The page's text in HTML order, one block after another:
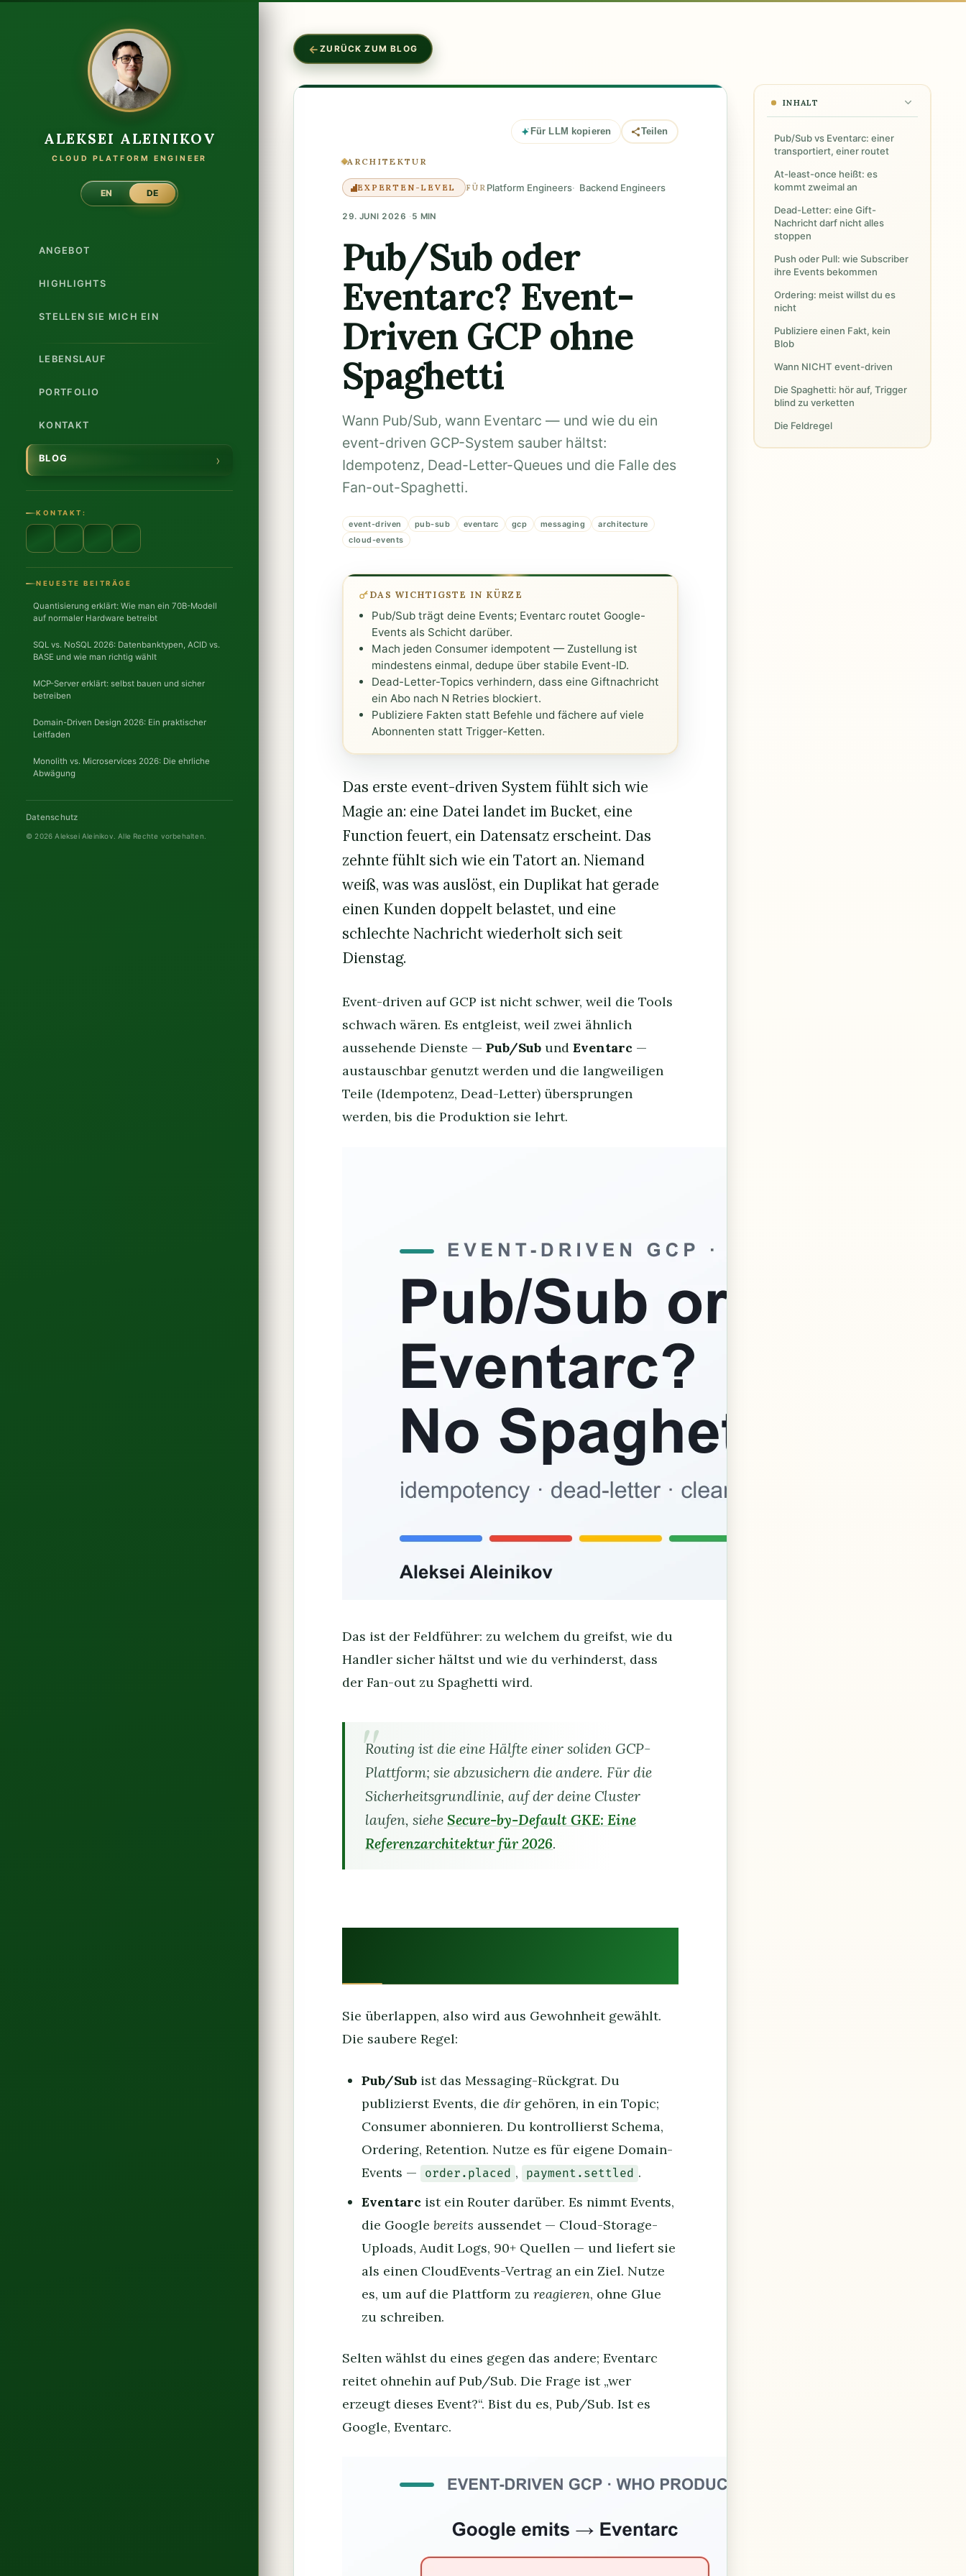
ALEKSEI ALEINIKOV
CLOUD PLATFORM ENGINEER
EN DE
ANGEBOT
HIGHLIGHTS
STELLEN SIE MICH EIN
LEBENSLAUF
PORTFOLIO
KONTAKT
BLOG
KONTAKT:
NEUESTE BEITRÄGE
Quantisierung erklärt: Wie man ein 70B-Modell
auf normaler Hardware betreibt
SQL vs. NoSQL 2026: Datenbanktypen, ACID vs.
BASE und wie man richtig wählt
MCP-Server erklärt: selbst bauen und sicher
betreiben
Domain-Driven Design 2026: Ein praktischer
Leitfaden
Monolith vs. Microservices 2026: Die ehrliche
Abwägung
Datenschutz
© 2026 Aleksei Aleinikov.Alle Rechte vorbehalten.
ZURÜCK ZUM BLOG
Für LLM kopieren Teilen
ARCHITEKTUR
EXPERTEN-LEVEL FÜR Platform Engineers Backend Engineers
29. JUNI 2026 5 MIN
Pub/Sub oder
Eventarc? Event-
Driven GCP ohne
Spaghetti
Wann Pub/Sub, wann Eventarc — und wie du ein
event-driven GCP-System sauber hältst:
Idempotenz, Dead-Letter-Queues und die Falle des
Fan-out-Spaghetti.
event-driven pub-sub eventarc gcp messaging
architecture
cloud-events
DAS WICHTIGSTE IN KÜRZE
Pub/Sub trägt deine Events; Eventarc routet Google-
Events als Schicht darüber.
Mach jeden Consumer idempotent — Zustellung ist
mindestens einmal, dedupe über stabile Event-ID.
Dead-Letter-Topics verhindern, dass eine Giftnachricht
ein Abo nach N Retries blockiert.
Publiziere Fakten statt Befehle und fächere auf viele
Abonnenten statt Trigger-Ketten.
Das erste event-driven System fühlt sich wie
Magie an: eine Datei landet im Bucket, eine
Function feuert, ein Datensatz erscheint. Das
zehnte fühlt sich wie ein Tatort an. Niemand
weiß, was was auslöst, ein Duplikat hat gerade
einen Kunden doppelt belastet, und eine
schlechte Nachricht wiederholt sich seit
Dienstag.
Event-driven auf GCP ist nicht schwer, weil die Tools
schwach wären. Es entgleist, weil zwei ähnlich
aussehende Dienste —Pub/Sub undEventarc —
austauschbar genutzt werden und die langweiligen
Teile (Idempotenz, Dead-Letter) übersprungen
werden, bis die Produktion sie lehrt.
Das ist der Feldführer: zu welchem du greifst, wie du
Handler sicher hältst und wie du verhinderst, dass
der Fan-out zu Spaghetti wird.
Routing ist die eine Hälfte einer soliden GCP-
Plattform; sie abzusichern die andere. Für die
Sicherheitsgrundlinie, auf der deine Cluster
laufen, sieheSecure-by-Default GKE: Eine
Referenzarchitektur für 2026.
Sie überlappen, also wird aus Gewohnheit gewählt.
Die saubere Regel:
Pub/Sub ist das Messaging-Rückgrat. Du
publizierst Events, diedirgehören, in ein Topic;
Consumer abonnieren. Du kontrollierst Schema,
Ordering, Retention. Nutze es für eigene Domain-
Events —
order.placed , payment.settled .
Eventarc ist ein Router darüber. Es nimmt Events,
die Googlebereits aussendet — Cloud-Storage-
Uploads, Audit Logs, 90+ Quellen — und liefert sie
als einen CloudEvents-Vertrag an ein Ziel. Nutze
es, um auf die Plattform zureagieren, ohne Glue
zu schreiben.
Selten wählst du eines gegen das andere; Eventarc
reitet ohnehin auf Pub/Sub. Die Frage ist „wer
erzeugt dieses Event?“. Bist du es, Pub/Sub. Ist es
Google, Eventarc.
INHALT
Pub/Sub vs Eventarc: einer
transportiert, einer routet
At-least-once heißt: es
kommt zweimal an
Dead-Letter: eine Gift-
Nachricht darf nicht alles
stoppen
Push oder Pull: wie Subscriber
ihre Events bekommen
Ordering: meist willst du es
nicht
Publiziere einen Fakt, kein
Blob
Wann NICHT event-driven
Die Spaghetti: hör auf, Trigger
blind zu verketten
Die Feldregel